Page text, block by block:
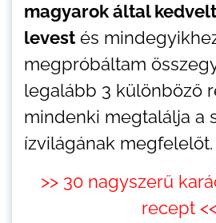
magyarok által
levest és
megpróbáltam
legalább 3 különböző
mindenki megtalálja a
ízvilágának megfelelőt.
>> 30 nagyszerű
recept <<